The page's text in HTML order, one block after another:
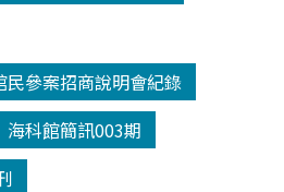
參案招商說明會紀錄
海科館簡訊003期